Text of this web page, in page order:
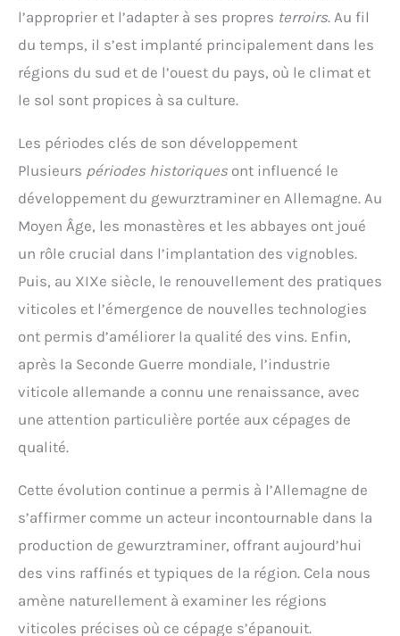
l’approprier et l’adapter à ses propres terroirs. Au fil
du temps, il s’est implanté principalement dans les
régions du sud et de l’ouest du pays, où le climat et
le sol sont propices à sa culture.
Les périodes clés de son développement
Plusieurs périodes historiques ont influencé le
développement du gewurztraminer en Allemagne. Au
Moyen Âge, les monastères et les abbayes ont joué
un rôle crucial dans l’implantation des vignobles.
Puis, au XIXe siècle, le renouvellement des pratiques
viticoles et l’émergence de nouvelles technologies
ont permis d’améliorer la qualité des vins. Enfin,
après la Seconde Guerre mondiale, l’industrie
viticole allemande a connu une renaissance, avec
une attention particulière portée aux cépages de
qualité.
Cette évolution continue a permis à l’Allemagne de
s’affirmer comme un acteur incontournable dans la
production de gewurztraminer, offrant aujourd’hui
des vins raffinés et typiques de la région. Cela nous
amène naturellement à examiner les régions
viticoles précises où ce cépage s’épanouit.